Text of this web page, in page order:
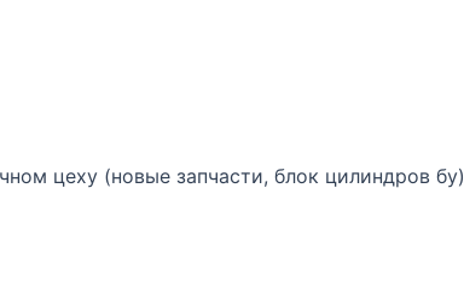
цеху (новые запчасти, блок цилиндров бу)